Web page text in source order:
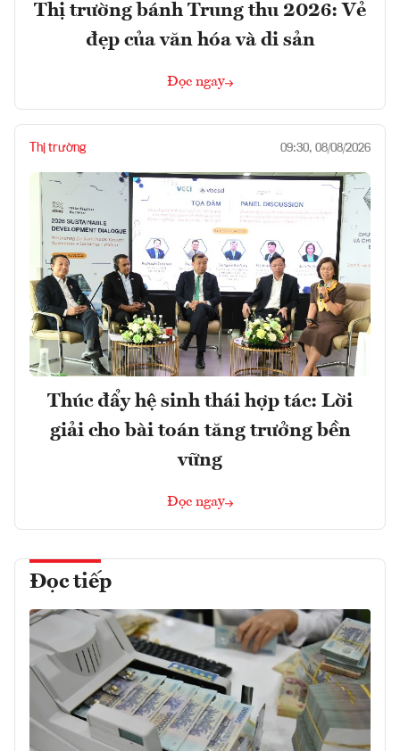
Thị trường bánh Trung thu 2026: Vẻ
đẹp của văn hóa và di sản
Đọc ngay
Thị trường 09:30, 08/08/2026
Thúc đẩy hệ sinh thái hợp tác: Lời
giải cho bài toán tăng trưởng bền
vững
Đọc ngay
Đọc tiếp